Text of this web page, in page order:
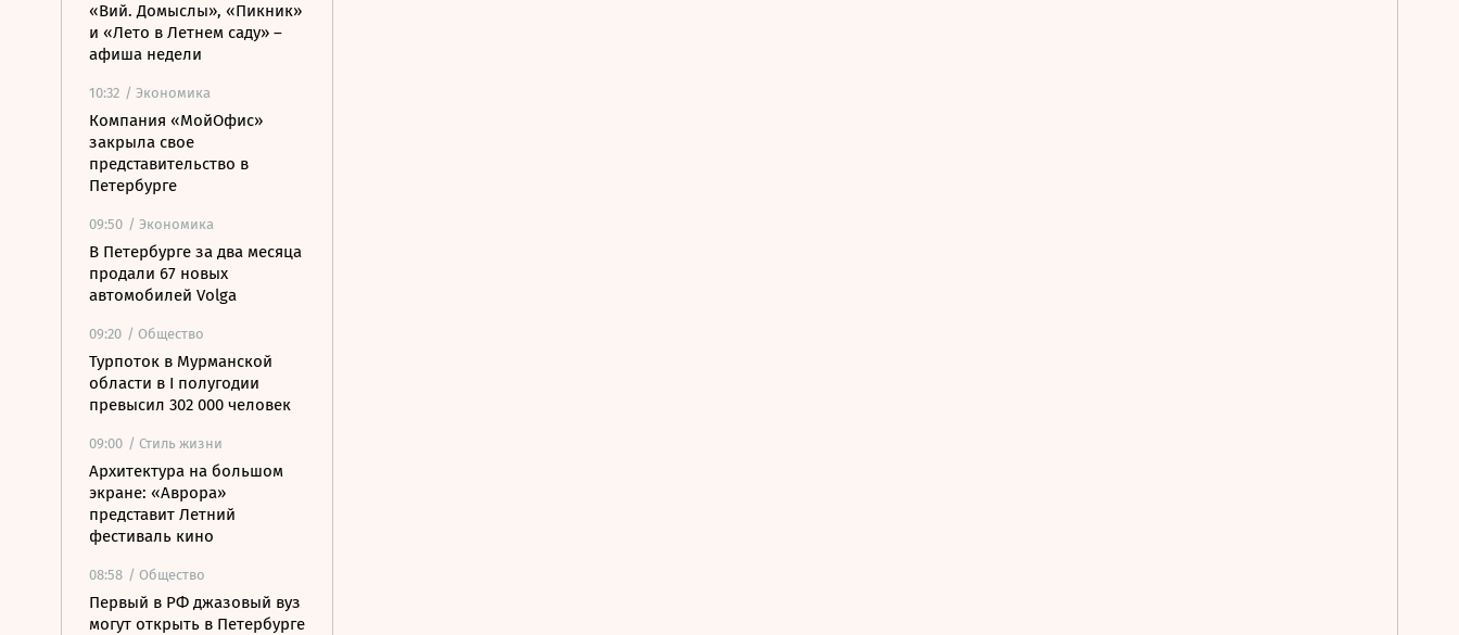
«Вий. Домыслы», «Пикник»
и «Лето в Летнем саду» –
афиша недели
10:32 / Экономика
Компания «МойОфис»
закрыла свое
представительство в
Петербурге
09:50 / Экономика
В Петербурге за два месяца
продали 67 новых
автомобилей Volga
09:20 / Общество
Турпоток в Мурманской
области в I полугодии
превысил 302 000 человек
09:00 / Стиль жизни
Архитектура на большом
экране: «Аврора»
представит Летний
фестиваль кино
08:58 / Общество
Первый в РФ джазовый вуз
могут открыть в Петербурге